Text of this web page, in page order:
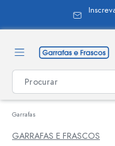
Garrafas
GARRAFAS E FRASCOS